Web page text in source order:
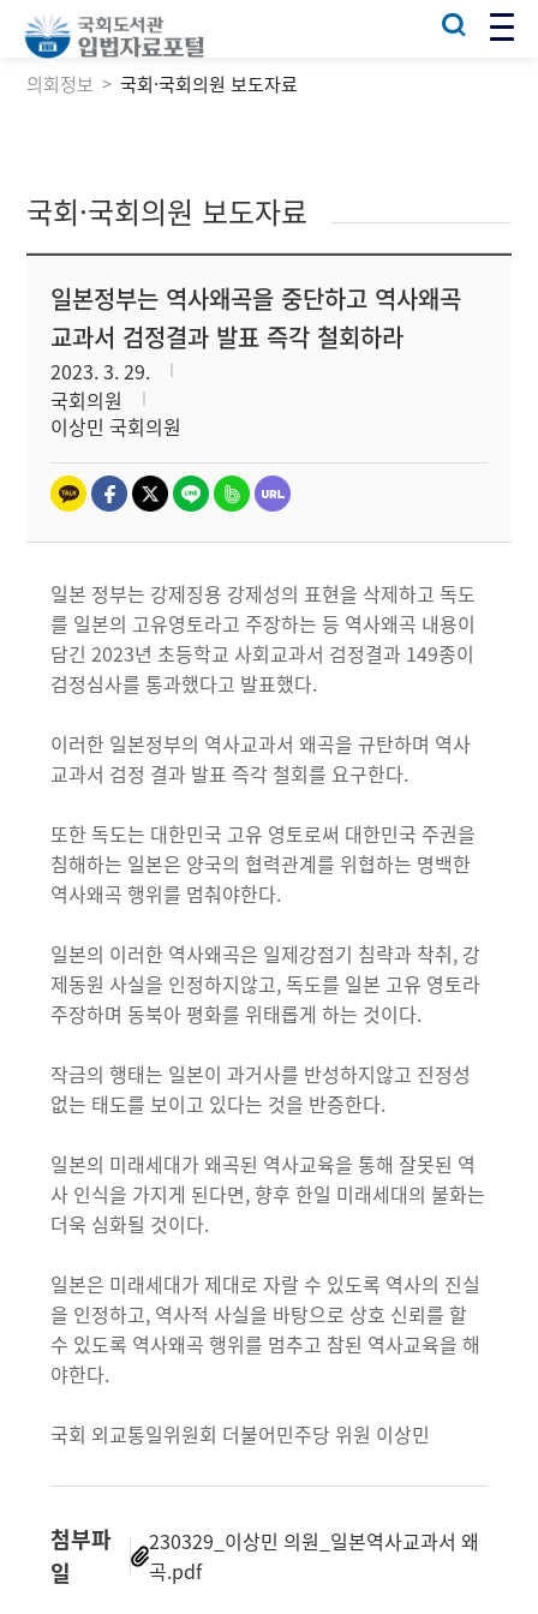
의회정보 국회·국회의원 보도자료
국회·국회의원 보도자료
일본정부는 역사왜곡을 중단하고 역사왜곡
교과서 검정결과 발표 즉각 철회하라
2023. 3. 29.
국회의원
이상민 국회의원
일본 정부는 강제징용 강제성의 표현을 삭제하고 독도
를 일본의 고유영토라고 주장하는 등 역사왜곡 내용이
담긴 2023년 초등학교 사회교과서 검정결과 149종이
검정심사를 통과했다고 발표했다.
이러한 일본정부의 역사교과서 왜곡을 규탄하며 역사
교과서 검정 결과 발표 즉각 철회를 요구한다.
또한 독도는 대한민국 고유 영토로써 대한민국 주권을
침해하는 일본은 양국의 협력관계를 위협하는 명백한
역사왜곡 행위를 멈춰야한다.
일본의 이러한 역사왜곡은 일제강점기 침략과 착취, 강
제동원 사실을 인정하지않고, 독도를 일본 고유 영토라
주장하며 동북아 평화를 위태롭게 하는 것이다.
작금의 행태는 일본이 과거사를 반성하지않고 진정성
없는 태도를 보이고 있다는 것을 반증한다.
일본의 미래세대가 왜곡된 역사교육을 통해 잘못된 역
사 인식을 가지게 된다면, 향후 한일 미래세대의 불화는
더욱 심화될 것이다.
일본은 미래세대가 제대로 자랄 수 있도록 역사의 진실
을 인정하고, 역사적 사실을 바탕으로 상호 신뢰를 할
수 있도록 역사왜곡 행위를 멈추고 참된 역사교육을 해
야한다.
국회 외교통일위원회 더불어민주당 위원 이상민
첨부파
일
230329_이상민 의원_일본역사교과서 왜
곡.pdf